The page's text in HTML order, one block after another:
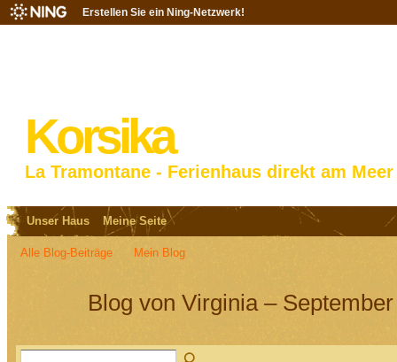
Erstellen Sie ein Ning-Netzwerk!
Korsika
La Tramontane - Ferienhaus direkt am Meer
Unser Haus Meine Seite
Alle Blog-Beiträge Mein Blog
Blog von Virginia –